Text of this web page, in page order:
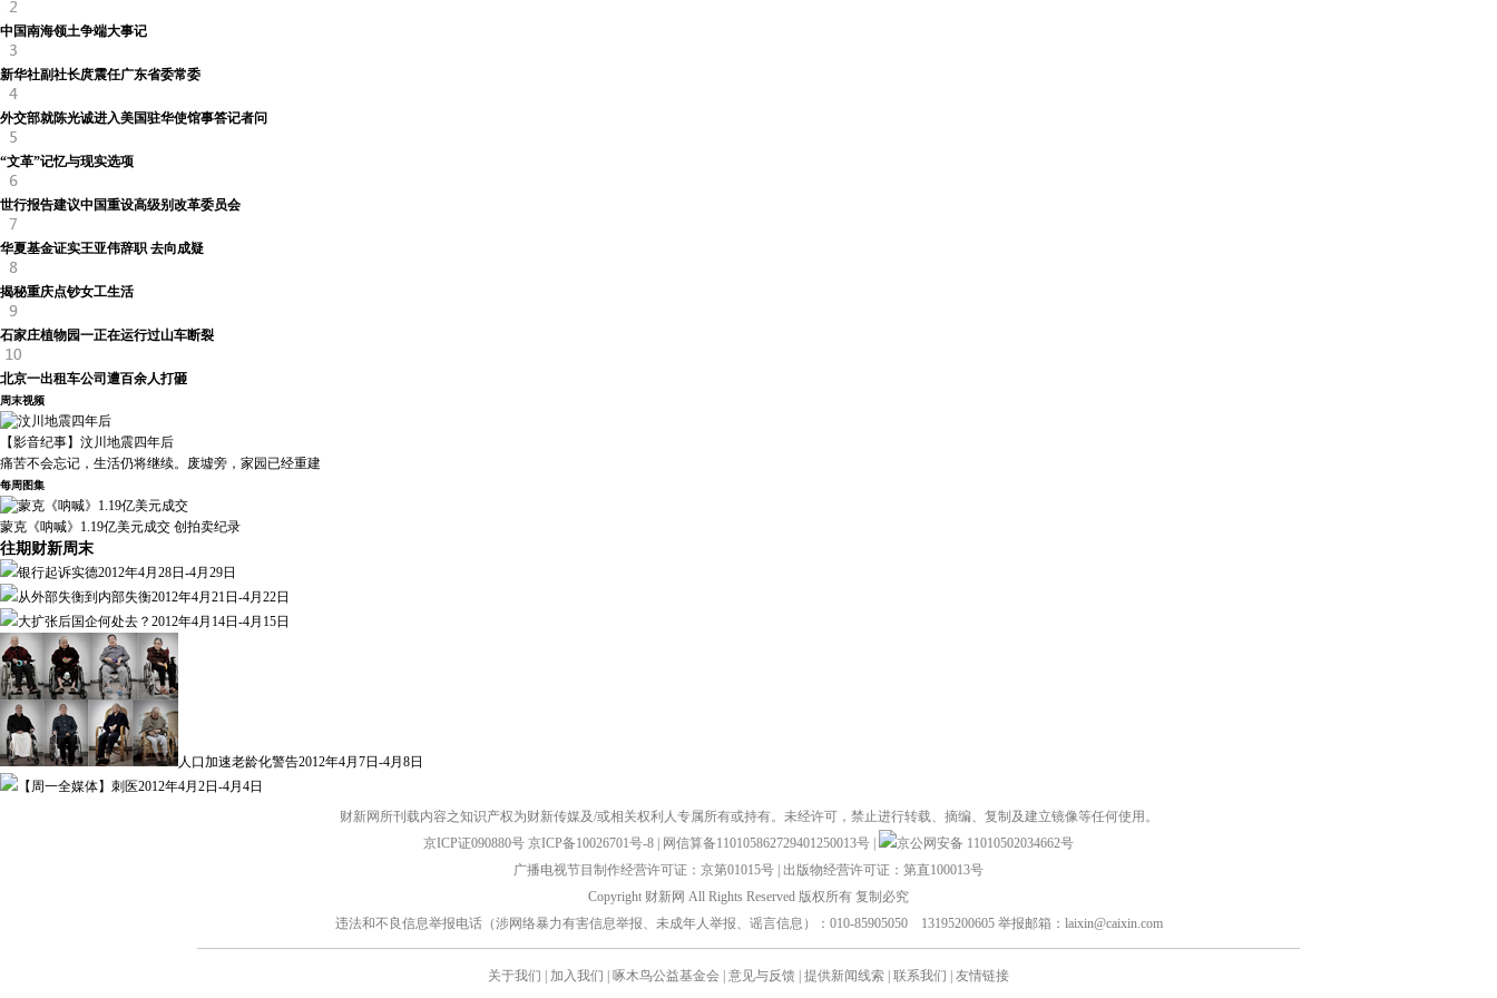
中国南海领土争端大事记
新华社副社长庹震任广东省委常委
外交部就陈光诚进入美国驻华使馆事答记者问
“文革”记忆与现实选项
世行报告建议中国重设高级别改革委员会
华夏基金证实王亚伟辞职 去向成疑
揭秘重庆点钞女工生活
石家庄植物园一正在运行过山车断裂
北京一出租车公司遭百余人打砸
周末视频
【影音纪事】汶川地震四年后
痛苦不会忘记，生活仍将继续。废墟旁，家园已经重建
每周图集
蒙克《呐喊》1.19亿美元成交 创拍卖纪录
往期财新周末
银行起诉实德2012年4月28日-4月29日
从外部失衡到内部失衡2012年4月21日-4月22日
大扩张后国企何处去？ 2012年4月14日-4月15日
人口加速老龄化警告2012年4月7日-4月8日
【周一全媒体】刺医2012年4月2日-4月4日
财新网所刊载内容之知识产权为财新传媒及/或相关权利人专属所有或持有。未经许可，禁止进行转载、摘编、复制及建立镜像等任何使用。
京ICP证090880号 京ICP备10026701号-8 网信算备110105862729401250013号
京公网安备 11010502034662号
广播电视节目制作经营许可证：京第01015号 出版物经营许可证：第直100013号
Copyright 财新网 All Rights Reserved 版权所有 复制必究
违法和不良信息举报电话（涉网络暴力有害信息举报、未成年人举报、谣言信息）：010-85905050 13195200605 举报邮箱：laixin@caixin.com
关于我们 加入我们 啄木鸟公益基金会 意见与反馈 提供新闻线索 联系我们 友情链接